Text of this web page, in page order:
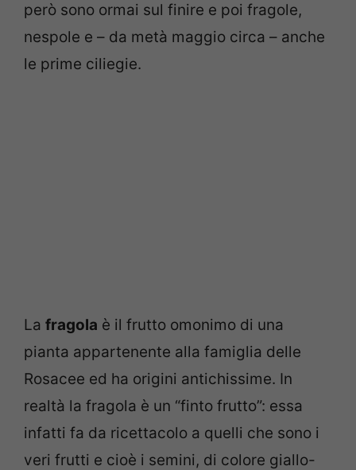
però sono ormai sul finire e poi fragole,
nespole e – da metà maggio circa – anche
le prime ciliegie.
La fragola è il frutto omonimo di una
pianta appartenente alla famiglia delle
Rosacee ed ha origini antichissime. In
realtà la fragola è un “finto frutto”: essa
infatti fa da ricettacolo a quelli che sono i
veri frutti e cioè i semini, di colore giallo-